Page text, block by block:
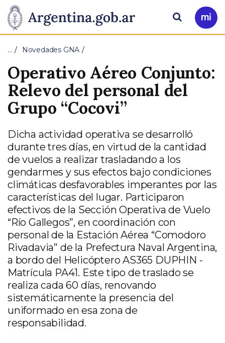
Presidencia
de
la
Nación
Pasar al contenido principal
Ir
a
Buscar
… Novedades GNA
Operativo Aéreo Conjunto:
Relevo del personal del
Grupo “Cocovi”
Dicha actividad operativa se desarrolló
durante tres días, en virtud de la cantidad
de vuelos a realizar trasladando a los
gendarmes y sus efectos bajo condiciones
climáticas desfavorables imperantes por las
características del lugar. Participaron
efectivos de la Sección Operativa de Vuelo
“Río Gallegos”, en coordinación con
personal de la Estación Aérea “Comodoro
Rivadavia” de la Prefectura Naval Argentina,
a bordo del Helicóptero AS365 DUPHIN -
Matrícula PA41. Este tipo de traslado se
realiza cada 60 días, renovando
sistemáticamente la presencia del
uniformado en esa zona de
responsabilidad.